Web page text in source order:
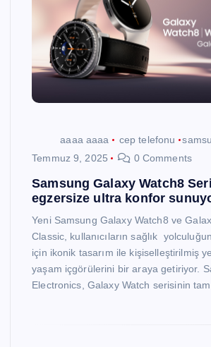
aaaa aaaa cep telefonu
Temmuz 9, 2025
0 Comments
Samsung Galaxy Watch8
egzersize ultra konfor
Yeni Samsung Galaxy Watch8 ve
Classic, kullanıcıların sağlık
için ikonik tasarım ile kişiselleştirilmiş
yaşam içgörülerini bir araya getiriyor.
Electronics, Galaxy Watch serisinin